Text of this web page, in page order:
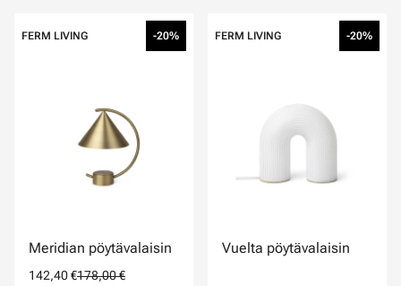
FERM LIVING -20%
Meridian pöytävalaisin
142,40 €178,00 €
FERM LIVING -20%
Vuelta pöytävalaisin